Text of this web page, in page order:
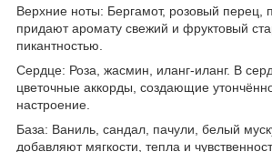
Верхние ноты: Бергамот, розовый перец,
придают аромату свежий и фруктовый
пикантностью.
Сердце: Роза, жасмин, иланг-иланг. В
цветочные аккорды, создающие
настроение.
База: Ваниль, сандал, пачули, белый
добавляют мягкости, тепла и